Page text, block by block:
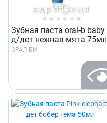
Зубная паста oral-b baby
д/дет нежная мята 75мл
ОРАЛ-БИ